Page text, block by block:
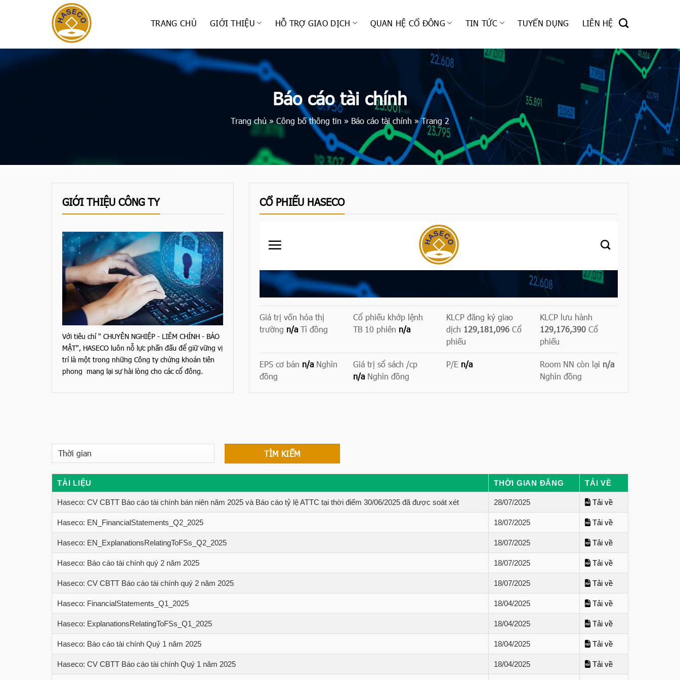
TRANG CHỦ GIỚI THIỆU HỖ TRỢ GIAO DỊCH QUAN HỆ CỔ ĐÔNG TIN TỨC TUYỂN DỤNG LIÊN HỆ
Báo cáo tài chính
Trang chủ»Công bố thông tin » Báo cáo tài chính »Trang 2
GIỚI THIỆU CÔNG TY
Với tiêu chí " CHUYÊN NGHIỆP - LIÊM CHÍNH - BẢO
MẬT", HASECO luôn nỗ lực phấn đấu để giữ vững vị
trí là một trong những Công ty chứng khoán tiên
phong mang lại sự hài lòng cho các cổ đông.
CỔ PHIẾU HASECO
Giá trị vốn hóa thị
trường n/a Tỉ đồng
Cổ phiếu khớp lệnh
TB 10 phiên n/a
KLCP đăng ký giao
dịch 129,181,096 Cổ
phiếu
KLCP lưu hành
129,176,390Cổ
phiếu
EPS cơ bản n/a Nghìn
đồng
Giá trị sổ sách /cp
n/aNghìn đồng
P/E n/a Room NN còn lại n/a
Nghìn đồng
TÀI LIỆU THỜI GIAN ĐĂNG TẢI VỀ
Haseco: CV CBTT Báo cáo tài chính bán niên năm 2025 và Báo cáo tỷ lệ ATTC tại thời điểm 30/06/2025 đã được soát xét 28/07/2025 Tải về
Haseco: EN_FinancialStatements_Q2_2025 18/07/2025 Tải về
Haseco: EN_ExplanationsRelatingToFSs_Q2_2025 18/07/2025 Tải về
Haseco: Báo cáo tài chính quý 2 năm 2025 18/07/2025 Tải về
Haseco: CV CBTT Báo cáo tài chính quý 2 năm 2025 18/07/2025 Tải về
Haseco: FinancialStatements_Q1_2025 18/04/2025 Tải về
Haseco: ExplanationsRelatingToFSs_Q1_2025 18/04/2025 Tải về
Haseco: Báo cáo tài chính Quý 1 năm 2025 18/04/2025 Tải về
Haseco: CV CBTT Báo cáo tài chính Quý 1 năm 2025 18/04/2025 Tải về